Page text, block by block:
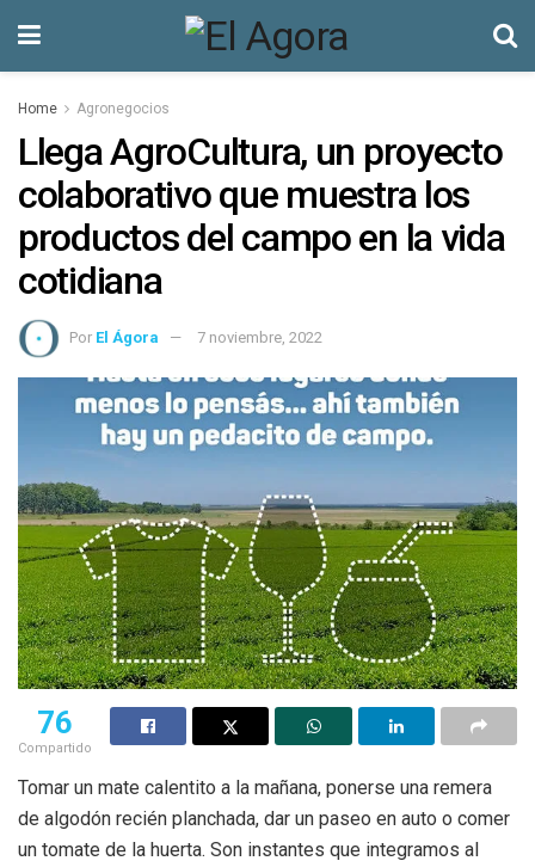
Home Agronegocios
Llega AgroCultura, un proyecto
colaborativo que muestra los
productos del campo en la vida
cotidiana
Por El Ágora 7 noviembre, 2022
76
Compartido
Tomar un mate calentito a la mañana, ponerse una remera
de algodón recién planchada, dar un paseo en auto o comer
un tomate de la huerta. Son instantes que integramos al